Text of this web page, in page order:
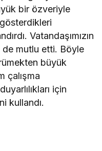
bir özveriyle
Vatandaşımızın
mutlu etti. Böyle
büyük
çalışma
için
kullandı.